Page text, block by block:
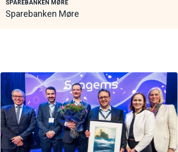
SPAREBANKEN MØRE
Sparebanken Møre